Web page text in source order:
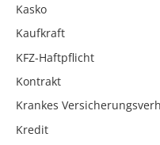
Kasko
Kaufkraft
KFZ-Haftpflicht
Kontrakt
Krankes
Kredit